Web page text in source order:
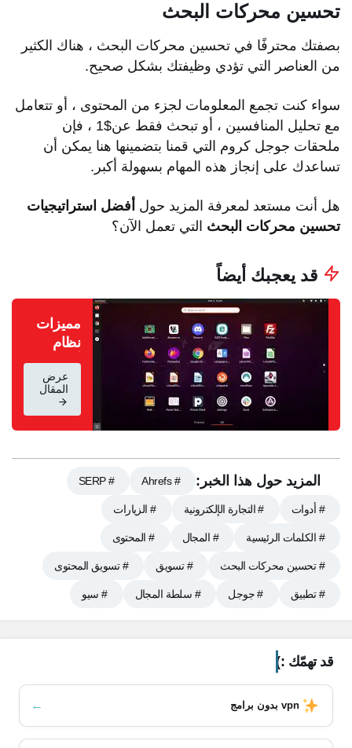
تحسين محركات البحث
بصفتك محترفًا في تحسين محركات البحث ، هناك الكثير
من العناصر التي تؤدي وظيفتك بشكل صحيح.
سواء كنت تجمع المعلومات لجزء من المحتوى ، أو تتعامل
مع تحليل المنافسين ، أو تبحث فقط عن$1 ، فإن
ملحقات جوجل كروم التي قمنا بتضمينها هنا يمكن أن
تساعدك على إنجاز هذه المهام بسهولة أكبر.
هل أنت مستعد لمعرفة المزيد حول أفضل استراتيجيات
تحسين محركات البحث التي تعمل الآن؟
قد يعجبك أيضاً
مميزات
نظام
أوبونتو
(Ubuntu
عرض
المقال
المزيد حول هذا الخبر: # Ahrefs
# SERP
# أدوات # التجارة الإلكترونية # الزيارات
# الكلمات الرئيسية # المجال # المحتوى
# تحسين محركات البحث # تسويق # تسويق المحتوى
# تطبيق # جوجل # سلطة المجال # سيو
قد تهمّك :)
vpn بدون برامج ←
محتويات المقال
أفضل ملحقات جوجل كروم للسيو
PageSpeed Insights
SimilarWeb
WooRank
BuzzSumo
Google Tag Assistant
Headline Studio by CoSchedule
SEO Toolbar